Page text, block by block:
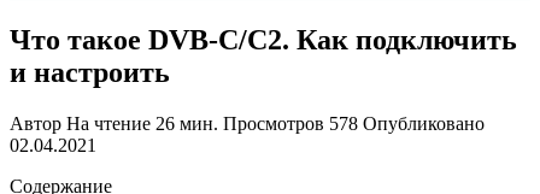
Что такое DVB-C/C2. Как подключить
и настроить
Автор На чтение 26 мин. Просмотров 578 Опубликовано
02.04.2021
Содержание